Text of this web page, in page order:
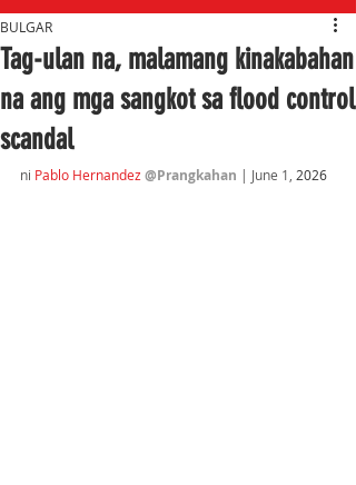
Tag-ulan na, malamang kinakabahan
na ang mga sangkot sa flood control
scandal
BULGAR
ni Pablo Hernandez @Prangkahan | June 1, 2026